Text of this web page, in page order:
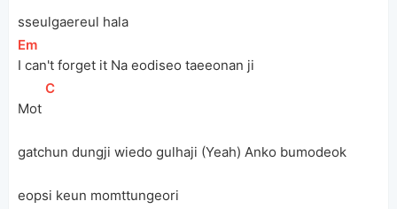
sseulgaereul hala
[Em
I can't forget it Na eodiseo taeeonan ji
Mot
[
C
gatchun dungji wiedo gulhaji (Yeah) Anko bumodeok
eopsi keun momttungeori